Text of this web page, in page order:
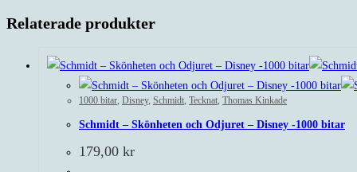
Relaterade produkter
1000 bitar, Disney, Schmidt, Tecknat, Thomas Kinkade
Schmidt – Skönheten och Odjuret – Disney -1000 bitar
179,00 kr